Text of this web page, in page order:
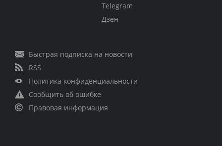
Telegram
Дзен
Быстрая подписка на новости
RSS
Политика конфиденциальности
Сообщить об ошибке
Правовая информация